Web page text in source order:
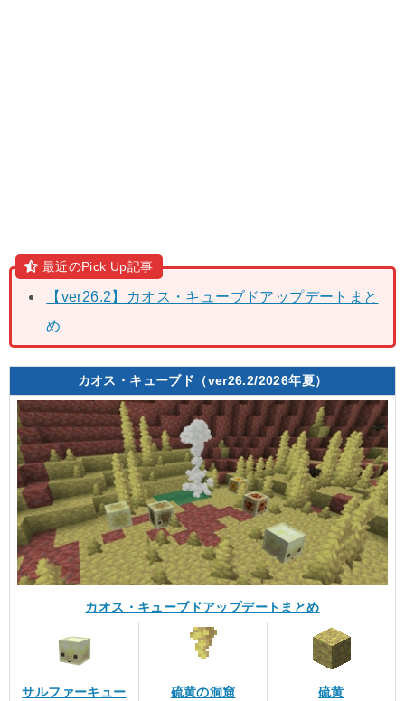
最近のPick Up記事
【ver26.2】カオス・キューブドアップデートまと
め
カオス・キューブド（ver26.2/2026年夏）
カオス・キューブドアップデートまとめ
サルファーキュー
硫黄の洞窟 硫黄